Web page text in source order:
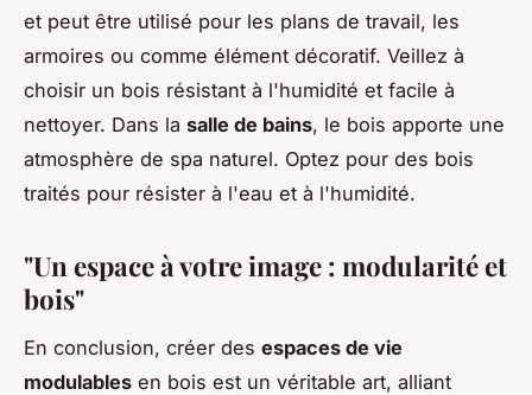
et peut être utilisé pour les plans de travail, les
armoires ou comme élément décoratif. Veillez à
choisir un bois résistant à l'humidité et facile à
nettoyer. Dans la salle de bains, le bois apporte une
atmosphère de spa naturel. Optez pour des bois
traités pour résister à l'eau et à l'humidité.
"Un espace à votre image : modularité et
bois"
En conclusion, créer des espaces de vie
modulables en bois est un véritable art, alliant